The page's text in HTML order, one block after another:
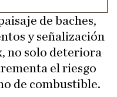
de baches,
y señalización
no solo deteriora
el riesgo
de combustible.